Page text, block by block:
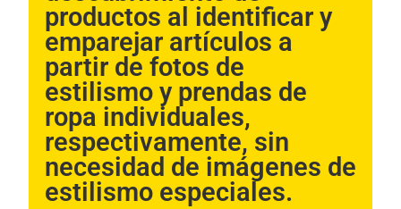
productos al identificar y
emparejar artículos a
partir de fotos de
estilismo y prendas de
ropa individuales,
respectivamente, sin
necesidad de imágenes de
estilismo especiales.
Statistics
In order for
us to
improve the
website's
functionality
and
structure,
based on
how the